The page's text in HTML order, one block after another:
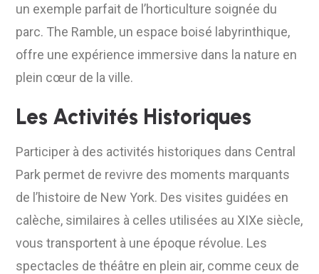
un exemple parfait de l’horticulture soignée du
parc. The Ramble, un espace boisé labyrinthique,
offre une expérience immersive dans la nature en
plein cœur de la ville.
Les Activités Historiques
Participer à des activités historiques dans Central
Park permet de revivre des moments marquants
de l’histoire de New York. Des visites guidées en
calèche, similaires à celles utilisées au XIXe siècle,
vous transportent à une époque révolue. Les
spectacles de théâtre en plein air, comme ceux de